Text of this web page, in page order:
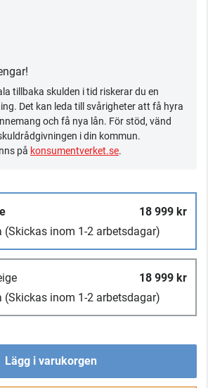
tillbaka skulden i tid riskerar du en
Det kan leda till svårigheter att få hyra
och få nya lån. För stöd, vänd
i din kommun.
på konsumentverket.se.
18 999 kr
(Skickas inom 1-2 arbetsdagar)
18 999 kr
(Skickas inom 1-2 arbetsdagar)
Lägg i varukorgen